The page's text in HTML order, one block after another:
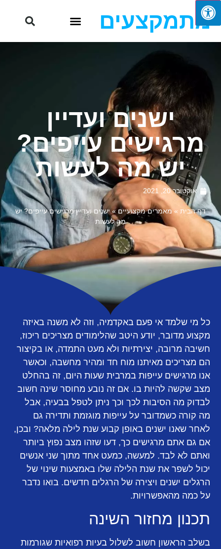
מתמקצעים
ישנים ועדיין
מרגישים עייפים?
יש מה לעשות
אוקטובר 20, 2021
דף הבית »מאמרים מקצועיים» ישנים ועדיין מרגישים עייפים? יש
מה לעשות
כל מי שלמד אי פעם באקדמיה, וזה לא משנה באיזה
מקצוע מדובר, יודע היטב שהלימודים מצריכים ריכוז,
חשיבה מרובה, יצירתיות ולא מעט התמדה, או בקיצור
הם מצריכים מאיתנו מוח חד ומהיר מחשבה, וכאשר
אנו מרגישים עייפות במרבית שעות היום, זה בהחלט
מצב שקשה להיות בו. אם זה נובע מחוסר שינה חשוב
לבדוק מה הסיבות לכך וכך ניתן לטפל בבעיה, אבל
מה קורה כשמדובר על עייפות מוגזמת ותדירה גם
לאחר שאנו ישנים באופן קבוע שנת לילה מלאה? ובכן,
אם גם אתם מרגישים כך, דעו שזהו מצב נפוץ ביותר
ואתם לא לבד. למעשה, כמעט אחד מתוך שני אנשים
יכול לשפר את שנת הלילה שלו באמצעות שינוי של
הרגלים ישנים ויצירה של הרגלים חדשים. בואו נדבר
על כמה מהאפשרויות.
תכנון מחזור השינה
בשלב הראשון חשוב לשלול בעיות רפואיות שגורמות